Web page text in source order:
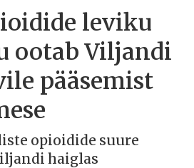
leviku
ootab Viljandi
pääsemist
opioidide suure
haiglas